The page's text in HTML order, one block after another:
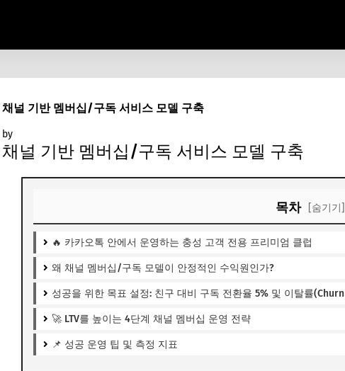
채널 기반 멤버십/구독 서비스 모델 구축
by
채널 기반 멤버십/구독 서비스 모델 구축
목차 [숨기기]
🔥 카카오톡 안에서 운영하는 충성 고객 전용 프리미엄 클럽
왜 채널 멤버십/구독 모델이 안정적인 수익원인가?
성공을 위한 목표 설정: 친구 대비 구독 전환율 5% 및 이탈률
🚀 LTV를 높이는 4단계 채널 멤버십 운영 전략
📌 성공 운영 팁 및 측정 지표